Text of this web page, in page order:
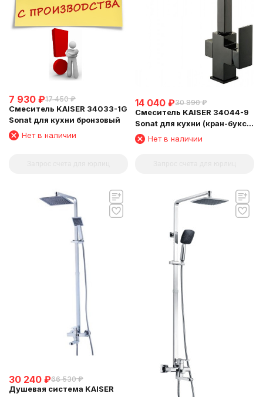
7 930 ₽17 450 ₽
Смеситель KAISER 34033-1G
Sonat для кухни бронзовый
Нет в наличии
14 040 ₽30 890 ₽
Смеситель KAISER 34044-9
Sonat для кухни (кран-букса
6134)Нет в наличии
30 240 ₽66 530 ₽
Душевая система KAISER